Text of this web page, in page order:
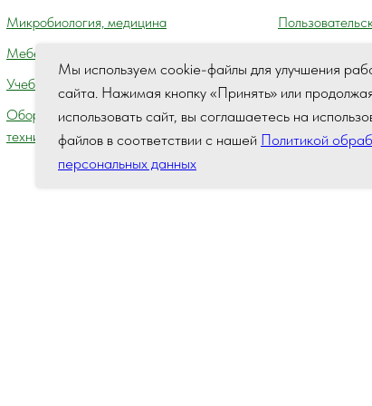
Мы используем cookie-файлы для улучшения
сайта. Нажимая кнопку «Принять» или
использовать сайт, вы соглашаетесь на
файлов в соответствии с нашей Политикой
персональных данных
Микробиология, медицина
Мебель лабораторная
Учебное оборудование
Оборудование для автосервиса,
технического осмотра (контроля) ГАИ